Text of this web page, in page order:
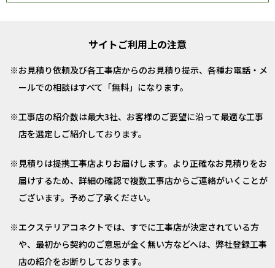
サイトご利用上の注意
お見積り依頼及び各工事店からのお見積り提示、各種お電話・メ
ールでの相談はすべて「無料」になります。
工事店の紹介数は最大3社、お客様のご要望に沿って最適な工事
店を選定しご紹介しております。
見積りは提携工事店よりお届けします。より正確なお見積りをお
届けするため、詳細の確認で複数工事店からご連絡がいくことが
ございます。予めご了承ください。
エクステリアコネクトでは、すでに工事店が決定されている方
や、最初から契約のご意思が全く無い方などへは、弊社登録工事
店の紹介をお断りしております。